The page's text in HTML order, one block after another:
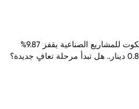
سهم الكوت للمشاريع الصناعية يقفز 9.87%